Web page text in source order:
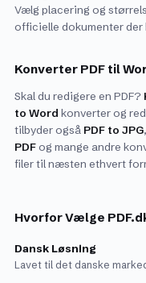
Vælg placering og
officielle dokumenter
Konverter PDF til
Skal du redigere en PDF?
to Word konverter og
tilbyder også PDF to JPG,
PDFog mange andre
filer til næsten ethvert
Hvorfor Vælge
Dansk Løsning
Lavet til det danske